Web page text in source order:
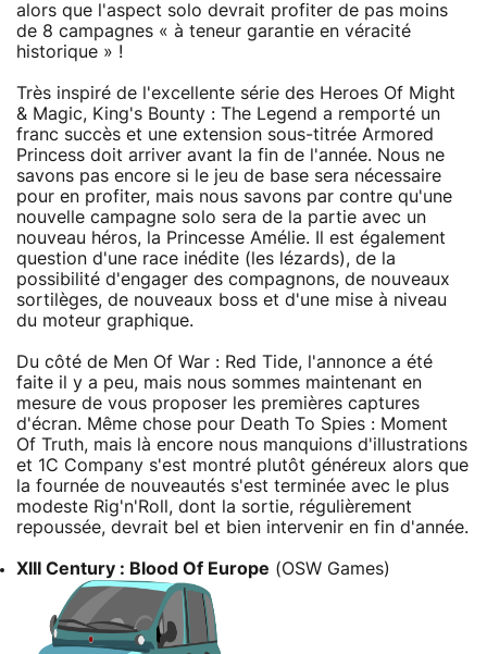
alors que l'aspect solo devrait profiter de pas moins
de 8 campagnes « à teneur garantie en véracité
historique » !
Très inspiré de l'excellente série des Heroes Of Might
& Magic, King's Bounty : The Legend a remporté un
franc succès et une extension sous-titrée Armored
Princess doit arriver avant la fin de l'année. Nous ne
savons pas encore si le jeu de base sera nécessaire
pour en profiter, mais nous savons par contre qu'une
nouvelle campagne solo sera de la partie avec un
nouveau héros, la Princesse Amélie. Il est également
question d'une race inédite (les lézards), de la
possibilité d'engager des compagnons, de nouveaux
sortilèges, de nouveaux boss et d'une mise à niveau
du moteur graphique.
Du côté de Men Of War : Red Tide, l'annonce a été
faite il y a peu, mais nous sommes maintenant en
mesure de vous proposer les premières captures
d'écran. Même chose pour Death To Spies : Moment
Of Truth, mais là encore nous manquions d'illustrations
et 1C Company s'est montré plutôt généreux alors que
la fournée de nouveautés s'est terminée avec le plus
modeste Rig'n'Roll, dont la sortie, régulièrement
repoussée, devrait bel et bien intervenir en fin d'année.
XIII Century : Blood Of Europe (OSW Games)